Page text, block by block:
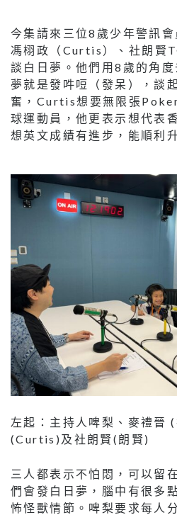
今集請來三位8歲少年警訊會
馮栩政（Curtis）、社朗賢
談白日夢。他們用8歲的角
夢就是發吽哣（發呆），談
奮，Curtis想要無限張
球運動員，他更表示想代表
想英文成績有進步，能順利
左起：主持人啤梨、麥禮晉
(Curtis)及社朗賢(朗賢)
三人都表示不怕悶，可以留
們會發白日夢，腦中有很多
怖怪獸情節。啤梨要求每人